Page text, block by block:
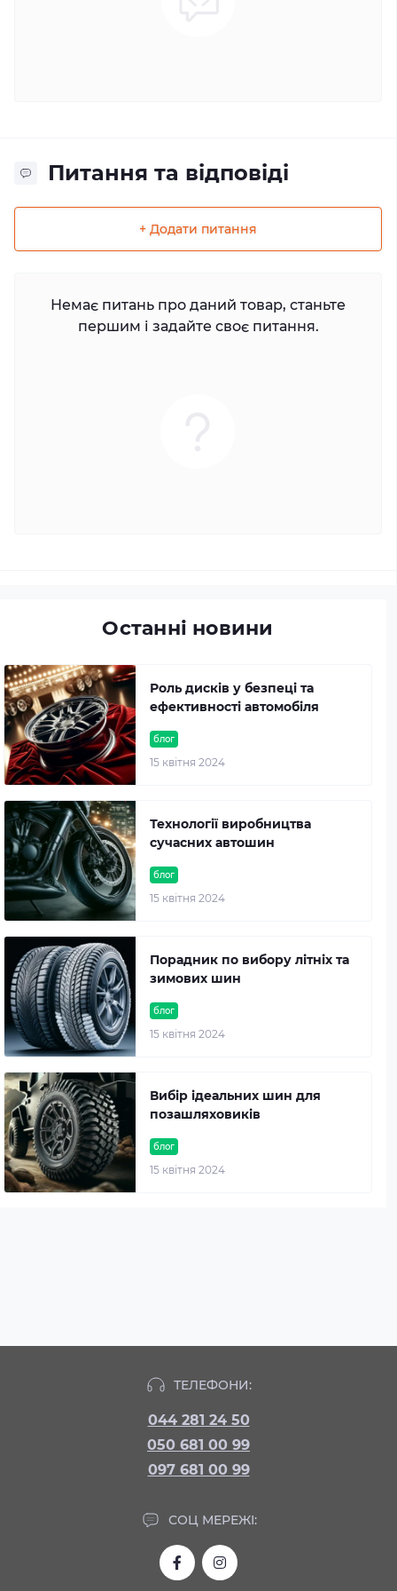
Питання та відповіді
+ Додати питання
Немає питань про даний товар, станьте
першим і задайте своє питання.
Останні новини
блог
15 квітня 2024
Роль дисків у безпеці та
ефективності автомобіля
блог
15 квітня 2024
Технології виробництва
сучасних автошин
блог
15 квітня 2024
Порадник по вибору літніх та
зимових шин
блог
15 квітня 2024
Вибір ідеальних шин для
позашляховиків
ТЕЛЕФОНИ:
044 281 24 50
050 681 00 99
097 681 00 99
СОЦ МЕРЕЖІ: